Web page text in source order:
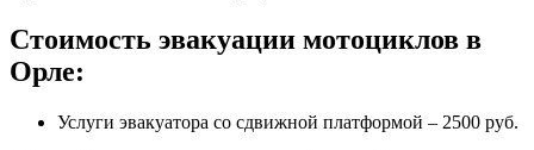
Стоимость эвакуации мотоциклов в
Орле:
Услуги эвакуатора со сдвижной платформой – 2500 руб.